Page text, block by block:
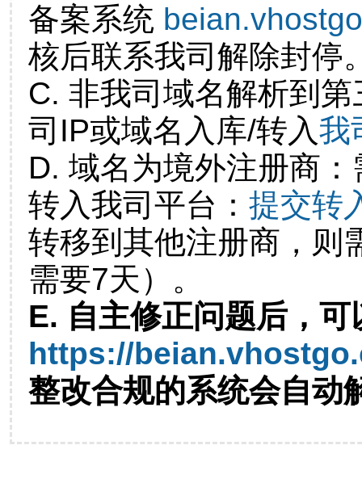
备案系统
核后联系我司解除封停
C. 非我司域名解析到
司IP或域名入库/转入我
D. 域名为境外注册商
转入我司平台： 提交转
转移到其他注册商，则
需要7天）。
E. 自主修正问题后，可
https://
整改合规的系统会自动